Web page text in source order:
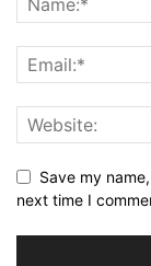
Save my
next time I